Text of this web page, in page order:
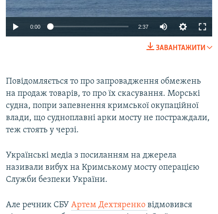
720p 1080p
0:00 2:37
480p
720p
1080p
ЗАВАНТАЖИТИ
Повідомляється то про запровадження обмежень
на продаж товарів, то про їх скасування. Морські
судна, попри запевнення кримської окупаційної
влади, що судноплавні арки мосту не постраждали,
теж стоять у черзі.
Українські медіа з посиланням на джерела
називали вибух на Кримському мосту операцією
Служби безпеки України.
Але речник СБУ Артем Дехтяренко відмовився